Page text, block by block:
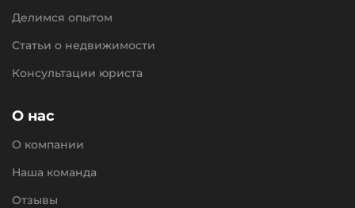
Делимся опытом
Статьи о недвижимости
Консультации юриста
О нас
О компании
Наша команда
Отзывы